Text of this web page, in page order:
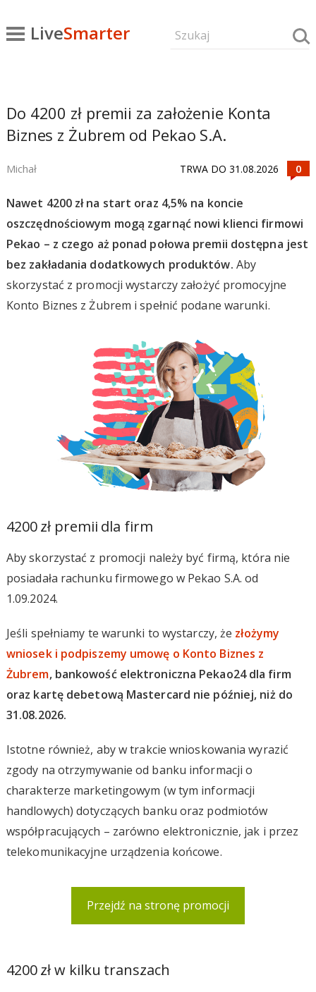
LiveSmarter
Do 4200 zł premii za założenie Konta
Biznes z Żubrem od Pekao S.A.
Michał TRWA DO 31.08.2026
Nawet 4200 zł na start oraz 4,5% na koncie
oszczędnościowym mogą zgarnąć nowi klienci firmowi
Pekao – z czego aż ponad połowa premii dostępna jest
bez zakładania dodatkowych produktów. Aby
skorzystać z promocji wystarczy założyć promocyjne
Konto Biznes z Żubrem i spełnić podane warunki.
4200 zł premii dla firm
Aby skorzystać z promocji należy być firmą, która nie
posiadała rachunku firmowego w Pekao S.A. od
1.09.2024.
Jeśli spełniamy te warunki to wystarczy, że złożymy
wniosek i podpiszemy umowę o Konto Biznes z
Żubrem, bankowość elektroniczna Pekao24 dla firm
oraz kartę debetową Mastercard nie później, niż do
31.08.2026.
Istotne również, aby w trakcie wnioskowania wyrazić
zgody na otrzymywanie od banku informacji o
charakterze marketingowym (w tym informacji
handlowych) dotyczących banku oraz podmiotów
współpracujących – zarówno elektronicznie, jak i przez
telekomunikacyjne urządzenia końcowe.
Przejdź na stronę promocji
4200 zł w kilku transzach